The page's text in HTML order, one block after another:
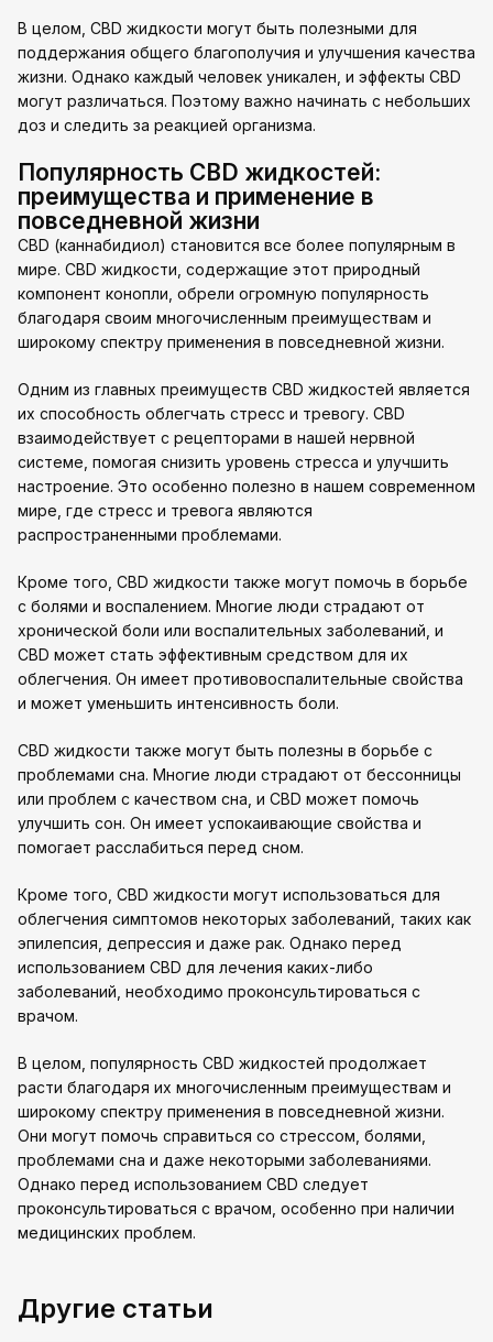
В целом, CBD жидкости могут быть полезными для
поддержания общего благополучия и улучшения качества
жизни. Однако каждый человек уникален, и эффекты CBD
могут различаться. Поэтому важно начинать с небольших
доз и следить за реакцией организма.
Популярность CBD жидкостей:
преимущества и применение в
повседневной жизни
CBD (каннабидиол) становится все более популярным в
мире. CBD жидкости, содержащие этот природный
компонент конопли, обрели огромную популярность
благодаря своим многочисленным преимуществам и
широкому спектру применения в повседневной жизни.
Одним из главных преимуществ CBD жидкостей является
их способность облегчать стресс и тревогу. CBD
взаимодействует с рецепторами в нашей нервной
системе, помогая снизить уровень стресса и улучшить
настроение. Это особенно полезно в нашем современном
мире, где стресс и тревога являются
распространенными проблемами.
Кроме того, CBD жидкости также могут помочь в борьбе
с болями и воспалением. Многие люди страдают от
хронической боли или воспалительных заболеваний, и
CBD может стать эффективным средством для их
облегчения. Он имеет противовоспалительные свойства
и может уменьшить интенсивность боли.
CBD жидкости также могут быть полезны в борьбе с
проблемами сна. Многие люди страдают от бессонницы
или проблем с качеством сна, и CBD может помочь
улучшить сон. Он имеет успокаивающие свойства и
помогает расслабиться перед сном.
Кроме того, CBD жидкости могут использоваться для
облегчения симптомов некоторых заболеваний, таких как
эпилепсия, депрессия и даже рак. Однако перед
использованием CBD для лечения каких-либо
заболеваний, необходимо проконсультироваться с
врачом.
В целом, популярность CBD жидкостей продолжает
расти благодаря их многочисленным преимуществам и
широкому спектру применения в повседневной жизни.
Они могут помочь справиться со стрессом, болями,
проблемами сна и даже некоторыми заболеваниями.
Однако перед использованием CBD следует
проконсультироваться с врачом, особенно при наличии
медицинских проблем.
Другие статьи